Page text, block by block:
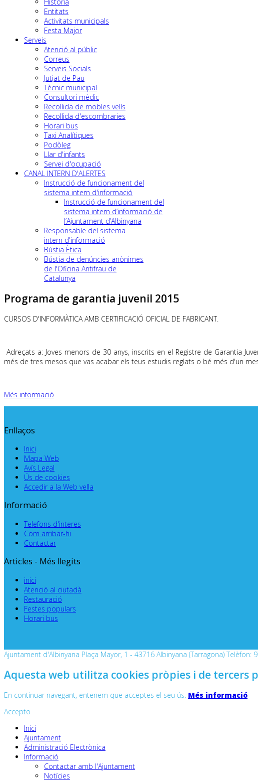
Entitats
Activitats municipals
Festa Major
Serveis
Atenció al públic
Correus
Serveis Socials
Jutjat de Pau
Tècnic municipal
Consultori mèdic
Recollida de mobles vells
Recollida d'escombraries
Horari bus
Taxi Analítiques
Podòleg
Llar d'infants
Servei d'ocupació
CANAL INTERN D'ALERTES
Instrucció de funcionament del
sistema intern d'informació
Instrucció de funcionament del
sistema intern d’informació de
l’Ajuntament d’Albinyana
Responsable del sistema
intern d'informació
Bústia Ètica
Bústia de denúncies anònimes
de l'Oficina Antifrau de
Catalunya
Programa de garantia juvenil 2015
CURSOS D'INFORMÀTICA AMB CERTIFICACIÓ OFICIAL DE FABRICANT.
Adreçats a: Joves menors de 30 anys, inscrits en el Registre de Garantia
més de tres mesos que vas acabar els teus estudis reglats o bé més d'un
Més informació
Enllaços
Inici
Mapa Web
Avís Legal
Ús de cookies
Accedir a la Web vella
Informació
Telefons d'interes
Com arribar-hi
Contactar
Articles - Més llegits
inici
Atenció al ciutadà
Restauració
Festes populars
Horari bus
Ajuntament d'Albinyana Plaça Mayor, 1 - 43716 Albinyana (Tarragona)
Aquesta web utilitza cookies pròpies i de tercers
En continuar navegant, entenem que acceptes el seu ús. Més informació
Accepto
Inici
Ajuntament
Administració Electrònica
Informació
Contactar amb l'Ajuntament
Notícies